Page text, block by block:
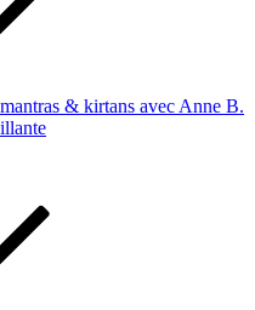
& kirtans avec Anne B.